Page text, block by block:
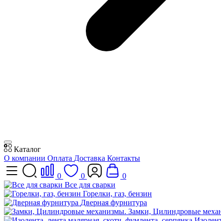
Каталог
О компании Оплата Доставка Контакты
0 0
0
Все для сварки
Горелки, газ, бензин
Дверная фурнитура
Замки, Цилиндровые